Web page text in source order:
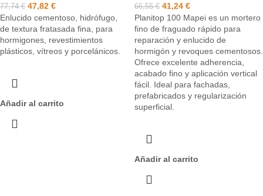
77,74€ 47,82 €
Enlucido cementoso, hidrófugo,
de textura fratasada fina, para
hormigones, revestimientos
plásticos, vítreos y porcelánicos.
Añadir al carrito
66,55€ 41,24 €
Planitop 100 Mapei es un mortero
fino de fraguado rápido para
reparación y enlucido de
hormigón y revoques cementosos.
Ofrece excelente adherencia,
acabado fino y aplicación vertical
fácil. Ideal para fachadas,
prefabricados y regularización
superficial.
Añadir al carrito